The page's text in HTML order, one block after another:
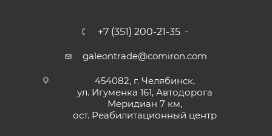
+7 (351) 200-21-35
galeontrade@comiron.com
454082, г. Челябинск,
ул. Игуменка 161, Автодорога
Меридиан 7 км,
ост. Реабилитационный центр